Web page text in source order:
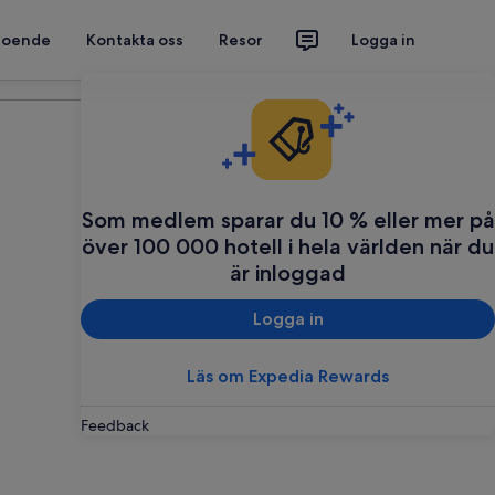
Kontakta oss Resor Logga in
Som medlem sparar du 10 % eller mer på
över 100 000 hotell i hela världen när du
är inloggad
Logga in
Läs om Expedia Rewards
Feedback